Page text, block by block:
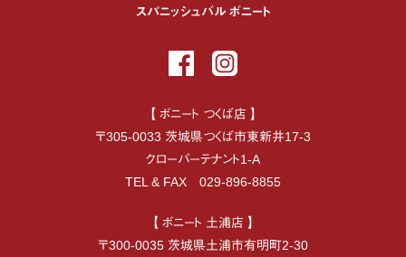
スパニッシュバル ボニート
【 ボニート つくば店 】
〒305-0033 茨城県つくば市東新井17-3
クローバーテナント1-A
TEL & FAX 029-896-8855
【 ボニート 土浦店 】
〒300-0035 茨城県土浦市有明町2-30